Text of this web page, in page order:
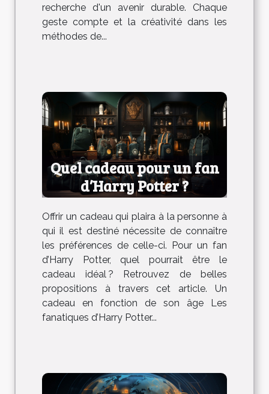
recherche d'un avenir durable. Chaque
geste compte et la créativité dans les
méthodes de...
Quel cadeau pour un fan
d’Harry Potter ?
Offrir un cadeau qui plaira à la personne à
qui il est destiné nécessite de connaître
les préférences de celle-ci. Pour un fan
d’Harry Potter, quel pourrait être le
cadeau idéal ? Retrouvez de belles
propositions à travers cet article. Un
cadeau en fonction de son âge Les
fanatiques d’Harry Potter...